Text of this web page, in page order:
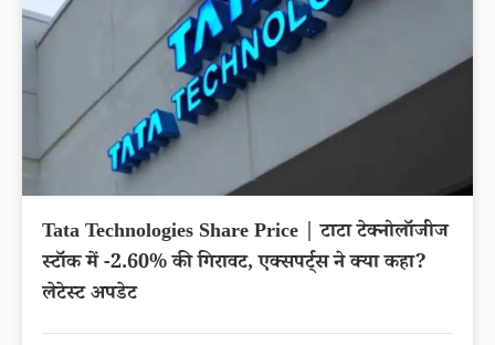
Tata Technologies Share Price | टाटा टेक्नोलॉजीज
स्टॉक में -2.60% की गिरावट, एक्सपर्ट्स ने क्या कहा?
लेटेस्ट अपडेट